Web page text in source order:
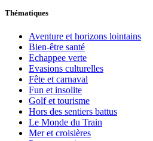
Thématiques
Aventure et horizons lointains
Bien-être santé
Echappee verte
Evasions culturelles
Fête et carnaval
Fun et insolite
Golf et tourisme
Hors des sentiers battus
Le Monde du Train
Mer et croisières